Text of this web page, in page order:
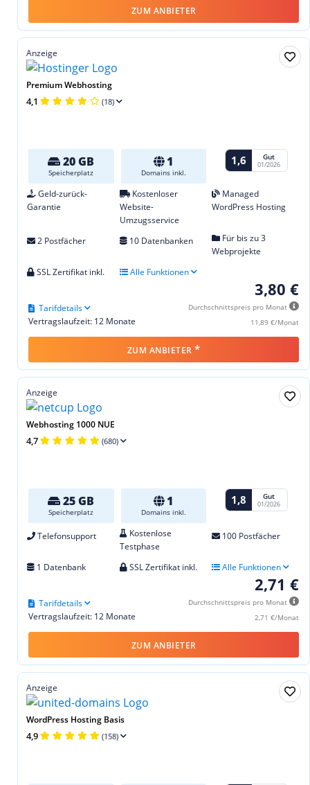
ZUM ANBIETER
Anzeige
Premium Webhosting
4,1 (18)
20 GB
Speicherplatz
1
Domains inkl.
1,6 Gut
01/2026
Geld-zurück-
Garantie
Kostenloser
Website-
Umzugsservice
Managed
WordPress Hosting
2 Postfächer 10 Datenbanken
Für bis zu 3
Webprojekte
SSL Zertifikat inkl.
Alle Funktionen
3,80 €
Durchschnittspreis pro Monat
11,89 €/Monat
Vertragslaufzeit: 12 Monate
Tarifdetails
ZUM ANBIETER *
Anzeige
Webhosting 1000 NUE
4,7 (680)
25 GB
Speicherplatz
1
Domains inkl.
1,8 Gut
01/2026
Telefonsupport
Kostenlose
Testphase
100 Postfächer
1 Datenbank SSL Zertifikat inkl. Alle Funktionen
2,71 €
Durchschnittspreis pro Monat
2,71 €/Monat
Vertragslaufzeit: 12 Monate
Tarifdetails
ZUM ANBIETER
Anzeige
WordPress Hosting Basis
4,9 (158)